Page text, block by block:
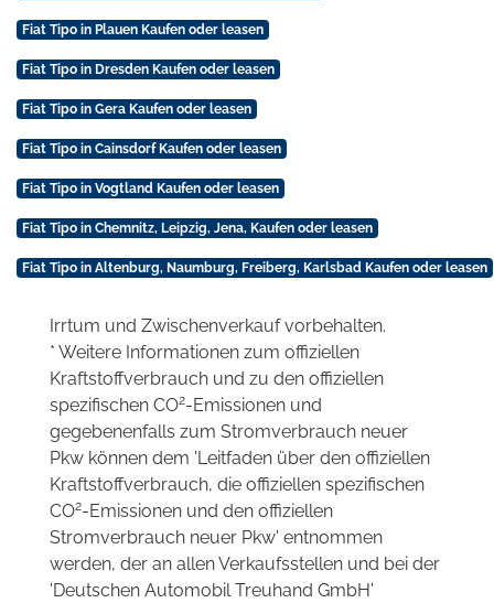
Fiat Tipo in Plauen Kaufen oder leasen
Fiat Tipo in Dresden Kaufen oder leasen
Fiat Tipo in Gera Kaufen oder leasen
Fiat Tipo in Cainsdorf Kaufen oder leasen
Fiat Tipo in Vogtland Kaufen oder leasen
Fiat Tipo in Chemnitz, Leipzig, Jena, Kaufen oder leasen
Fiat Tipo in Altenburg, Naumburg, Freiberg, Karlsbad Kaufen oder leasen
Irrtum und Zwischenverkauf vorbehalten.
* Weitere Informationen zum offiziellen
Kraftstoffverbrauch und zu den offiziellen
spezifischen CO2-Emissionen und
gegebenenfalls zum Stromverbrauch neuer
Pkw können dem 'Leitfaden über den offiziellen
Kraftstoffverbrauch, die offiziellen spezifischen
CO2-Emissionen und den offiziellen
Stromverbrauch neuer Pkw' entnommen
werden, der an allen Verkaufsstellen und bei der
'Deutschen Automobil Treuhand GmbH'